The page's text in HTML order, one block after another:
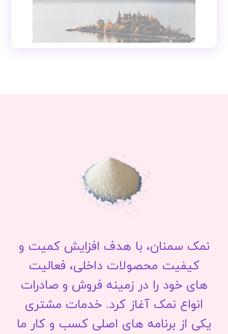
نمک سمنان، با هدف افزایش کمیت و
کیفیت محصولات داخلی، فعالیت
های خود را در زمینه فروش و صادرات
انواع نمک آغاز کرد. خدمات مشتری
یکی از برنامه های اصلی کسب و کار ما